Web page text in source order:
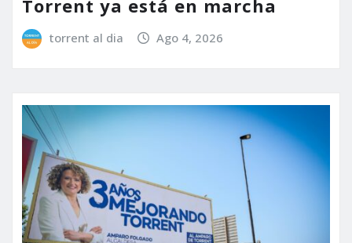
Torrent ya está en marcha
torrent al dia Ago 4, 2026